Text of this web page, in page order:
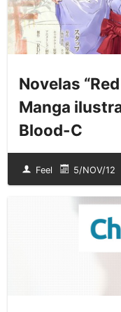
Novelas
Manga
Blood-C
Feel 5/NOV/12